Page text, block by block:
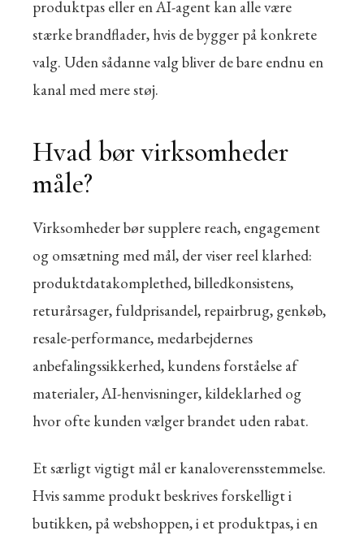
produktpas eller en AI-agent kan alle være
stærke brandflader, hvis de bygger på konkrete
valg. Uden sådanne valg bliver de bare endnu en
kanal med mere støj.
Hvad bør virksomheder
måle?
Virksomheder bør supplere reach, engagement
og omsætning med mål, der viser reel klarhed:
produktdatakomplethed, billedkonsistens,
returårsager, fuldprisandel, repairbrug, genkøb,
resale-performance, medarbejdernes
anbefalingssikkerhed, kundens forståelse af
materialer, AI-henvisninger, kildeklarhed og
hvor ofte kunden vælger brandet uden rabat.
Et særligt vigtigt mål er kanaloverensstemmelse.
Hvis samme produkt beskrives forskelligt i
butikken, på webshoppen, i et produktpas, i en